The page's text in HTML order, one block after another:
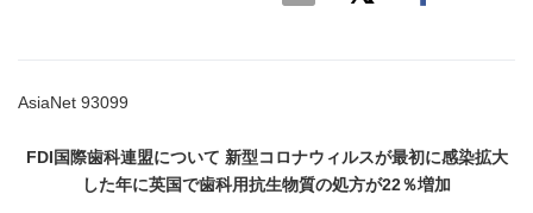
AsiaNet 93099
FDI 国際歯科連盟について 新型コロナウィルスが最初に感染拡大
した年に英国で歯科用抗生物質の処方が22％増加